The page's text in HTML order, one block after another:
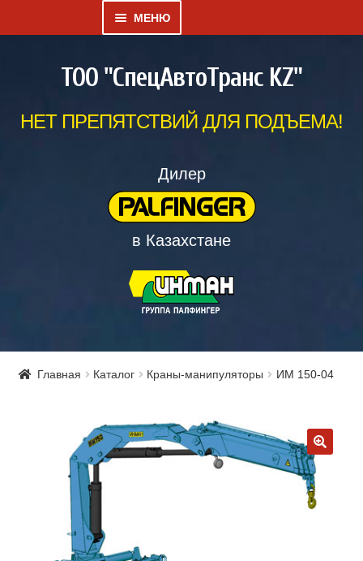
ТОО "СпецАвтоТранс KZ"
НЕТ ПРЕПЯТСТВИЙ ДЛЯ ПОДЪЕМА!
Дилер
в Казахстане
МЕНЮ
вложенное
меню
меню
ДИЛЕРСКИЙ ВЕСТНИК
Главная Каталог Краны-манипуляторы ИМ 150-04
🔍